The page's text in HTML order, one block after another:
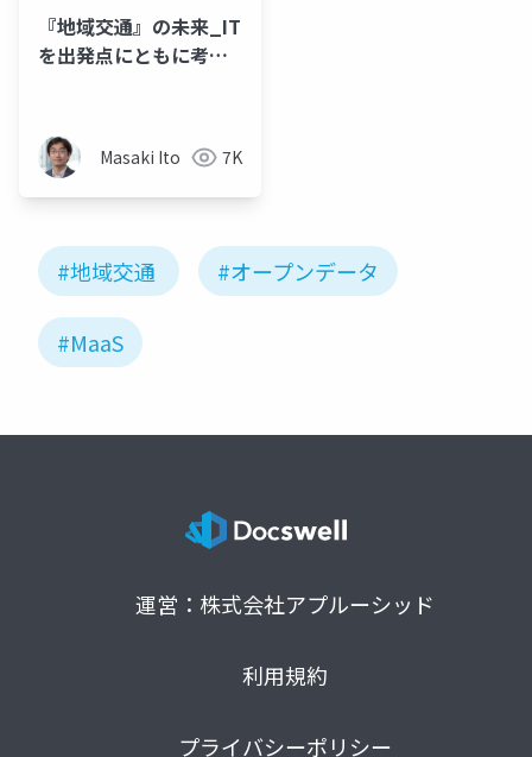
『地域交通』の未来_IT
を出発点にともに考え
Masaki Ito 7K
#地域交通 #オープンデータ
#MaaS
運営：株式会社アプルーシッド
利用規約
プライバシーポリシー